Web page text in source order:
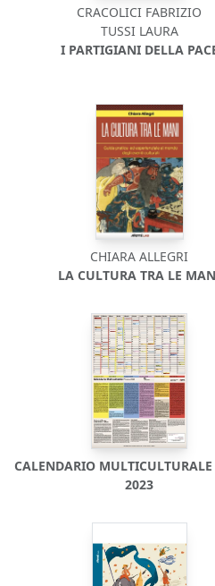
CRACOLICI FABRIZIO
TUSSI LAURA
I PARTIGIANI DELLA
CHIARA ALLEGRI
LA CULTURA TRA LE
CALENDARIO
2023